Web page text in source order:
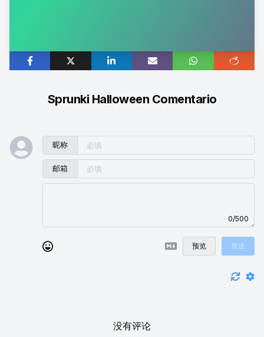
Sprunki Halloween Comentario
昵称
邮箱
0/500
预览 发送
没有评论